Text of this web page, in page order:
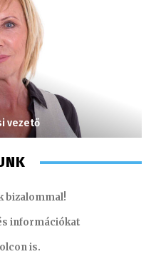
vezető
bizalommal!
információkat
is.